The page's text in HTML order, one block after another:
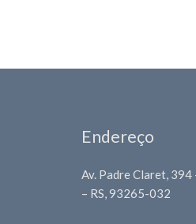
Endereço
Av. Padre Claret,
– RS, 93265-032